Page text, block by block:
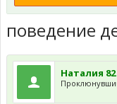
поведение
Наталия 82